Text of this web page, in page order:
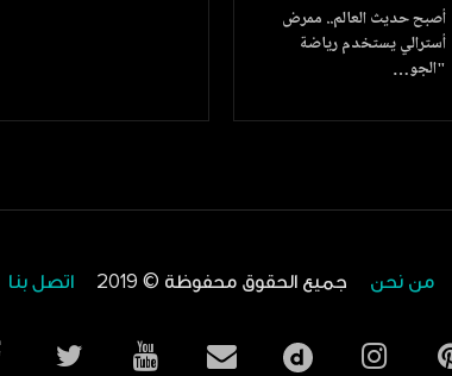
أصبح حديث العالم.. ممرض
أسترالي يستخدم رياضة
"الجو…
من نحن جميع الحقوق محفوظة © 2019 اتصل بنا